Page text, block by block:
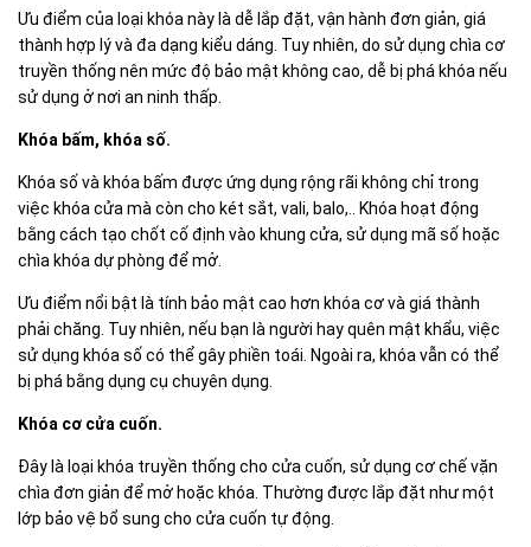
Ưu điểm của loại khóa này là dễ lắp đặt, vận hành đơn giản, giá
thành hợp lý và đa dạng kiểu dáng. Tuy nhiên, do sử dụng chìa cơ
truyền thống nên mức độ bảo mật không cao, dễ bị phá khóa nếu
sử dụng ở nơi an ninh thấp.
Khóa bấm, khóa số.
Khóa số và khóa bấm được ứng dụng rộng rãi không chỉ trong
việc khóa cửa mà còn cho két sắt, vali, balo,.. Khóa hoạt động
bằng cách tạo chốt cố định vào khung cửa, sử dụng mã số hoặc
chìa khóa dự phòng để mở.
Ưu điểm nổi bật là tính bảo mật cao hơn khóa cơ và giá thành
phải chăng. Tuy nhiên, nếu bạn là người hay quên mật khẩu, việc
sử dụng khóa số có thể gây phiền toái. Ngoài ra, khóa vẫn có thể
bị phá bằng dụng cụ chuyên dụng.
Khóa cơ cửa cuốn.
Đây là loại khóa truyền thống cho cửa cuốn, sử dụng cơ chế vặn
chìa đơn giản để mở hoặc khóa. Thường được lắp đặt như một
lớp bảo vệ bổ sung cho cửa cuốn tự động.